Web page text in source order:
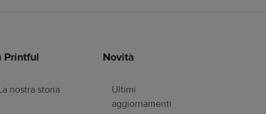
Printful
nostra storia
Novità
Ultimi
aggiornamenti